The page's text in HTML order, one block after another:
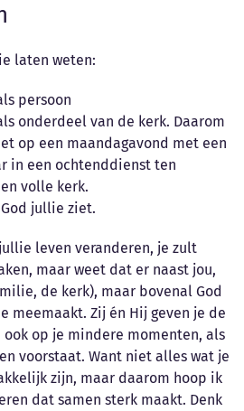
laten weten:
persoon
onderdeel van de kerk. Daarom
op een maandagavond met een
in een ochtenddienst ten
volle kerk.
jullie ziet.
leven veranderen, je zult
maar weet dat er naast jou,
de kerk), maar bovenal God
meemaakt. Zij én Hij geven je de
op je mindere momenten, als
voorstaat. Want niet alles wat je
zijn, maar daarom hoop ik
dat samen sterk maakt. Denk